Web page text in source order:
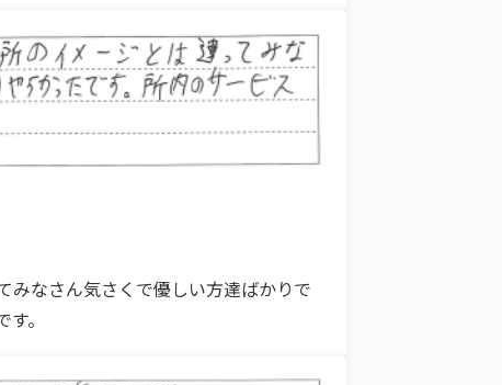
みなさん気さくで優しい方達ばかりで
。